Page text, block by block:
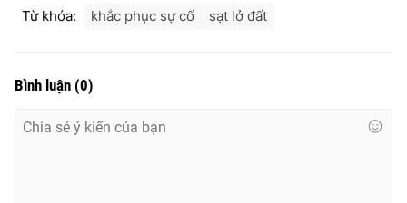
Giấy phép hoạt động báo in và báo điện tử số 483/GP-BTTTT
Tổng Biên tập:Vũ Thanh Thủy
Từ khóa: khắc phục sự cố sạt lở đất
Bình luận (0)